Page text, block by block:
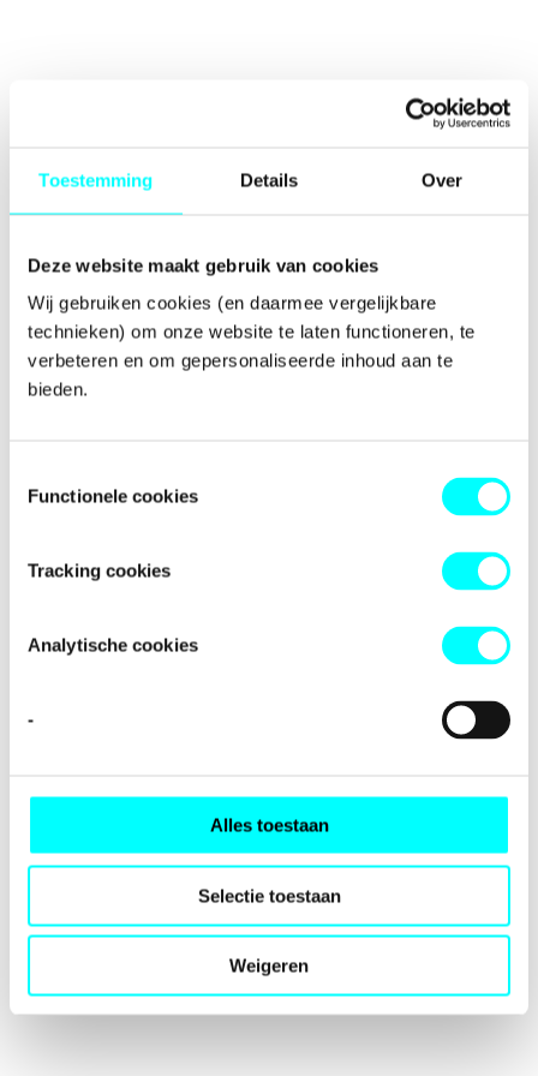
Toestemming Details Over
Deze website maakt gebruik van cookies
Wij gebruiken cookies (en daarmee vergelijkbare
technieken) om onze website te laten functioneren, te
verbeteren en om gepersonaliseerde inhoud aan te
bieden.
Functionele cookies
Tracking cookies
Analytische cookies
-
Alles toestaan
Selectie toestaan
Weigeren
-side exception has occurred while
browser consolefor